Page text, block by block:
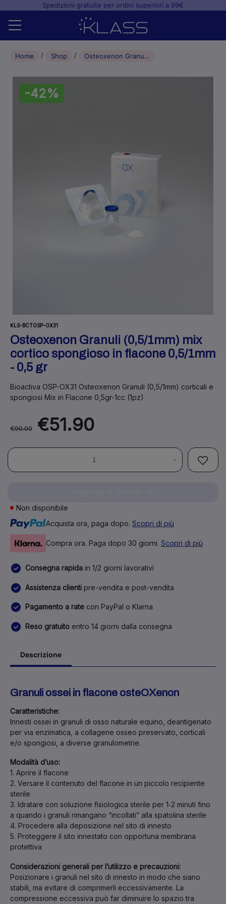
Spedizioni gratuite per ordini superiori a 99€
Home
Shop
Studio odontoiatrico
Home Shop Osteoxenon Granuli (0,5/1mm) mix cortico spongioso in flacone 0,5/1mm – 0,5 gr
-42%
KLS-BCTOSP-OX31
Osteoxenon Granuli (0,5/1mm) mix
cortico spongioso in flacone 0,5/1mm
- 0,5 gr
Bioactiva OSP-OX31 Osteoxenon Granuli (0,5/1mm) corticali e
spongiosi Mix in Flacone 0,5gr-1cc (1pz)
€90.00 €51.90
- +
Non disponibile
Acquista ora, paga dopo. Scopri di più
Compra ora. Paga dopo 30 giorni. Scopri di più
Consegna rapida in 1/2 giorni lavorativi
Assistenza clienti pre-vendita e post-vendita
Pagamento a rate con PayPal o Klarna
Reso gratuito entro 14 giorni dalla consegna
Descrizione
Granuli ossei in flacone osteOXenon
Caratteristiche:
Innesti ossei in granuli di osso naturale equino, deantigenato
per via enzimatica, a collagene osseo preservato, corticali
e/o spongiosi, a diverse granulometrie.
Modalità d’uso:
1. Aprire il flacone
2. Versare il contenuto del flacone in un piccolo recipiente
sterile
3. Idratare con soluzione fisiologica sterile per 1‐2 minuti fino
a quando i granuli rimangano “incollati” alla spatolina sterile
4. Procedere alla deposizione nel sito di innesto
5. Proteggere il sito innestato con opportuna membrana
protettiva
Considerazioni generali per l’utilizzo e precauzioni:
Posizionare i granuli nel sito di innesto in modo che siano
stabili, ma evitare di comprimerli eccessivamente. La
compressione eccessiva può far diminuire lo spazio tra